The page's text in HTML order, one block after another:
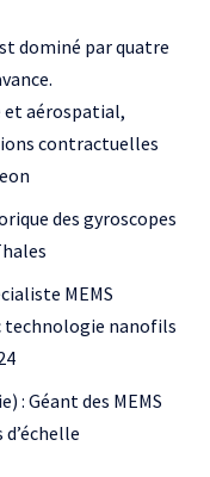
dominé par quatre
et aérospatial,
contractuelles
des gyroscopes
MEMS
technologie nanofils
: Géant des MEMS